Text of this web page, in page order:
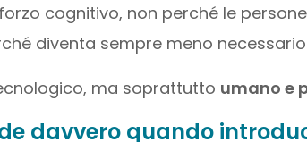
cognitivo, non perché le
diventa sempre meno
ma soprattutto umano e
davvero quando